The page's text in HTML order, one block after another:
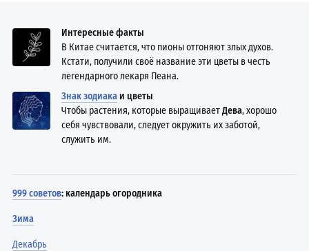
Интересные факты
В Китае считается, что пионы отгоняют злых духов.
Кстати, получили своё название эти цветы в честь
легендарного лекаря Пеана.
Знак зодиака и цветы
Чтобы растения, которые выращиваетДева, хорошо
себя чувствовали, следует окружить их заботой,
служить им.
999 советов: календарь огородника
Зима
Декабрь